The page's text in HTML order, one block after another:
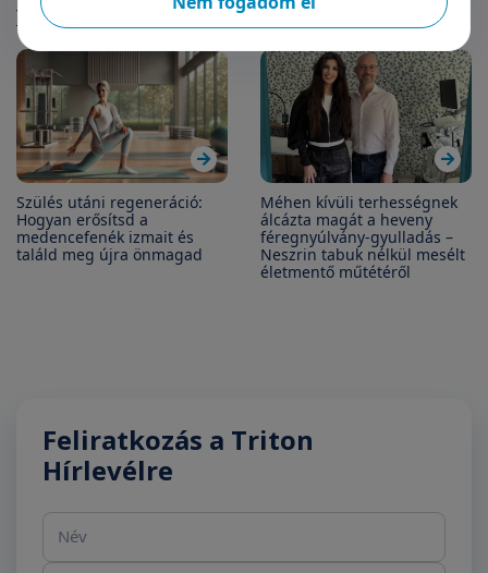
További cikkek
Szülés utáni regeneráció:
Hogyan erősítsd a
medencefenék izmait és
találd meg újra önmagad
Méhen kívüli terhességnek
álcázta magát a heveny
féregnyúlvány-gyulladás –
Neszrin tabuk nélkül mesélt
életmentő műtétéről
Feliratkozás a Triton
Hírlevélre
Név
E-mail cím